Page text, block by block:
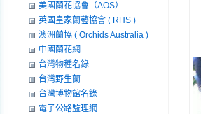
美國蘭花協會（AOS）
英國皇家蘭藝協會 ( RHS )
澳洲蘭協 ( Orchids Australia )
中國蘭花網
台灣物種名錄
台灣野生蘭
台灣博物館名錄
電子公路監理網